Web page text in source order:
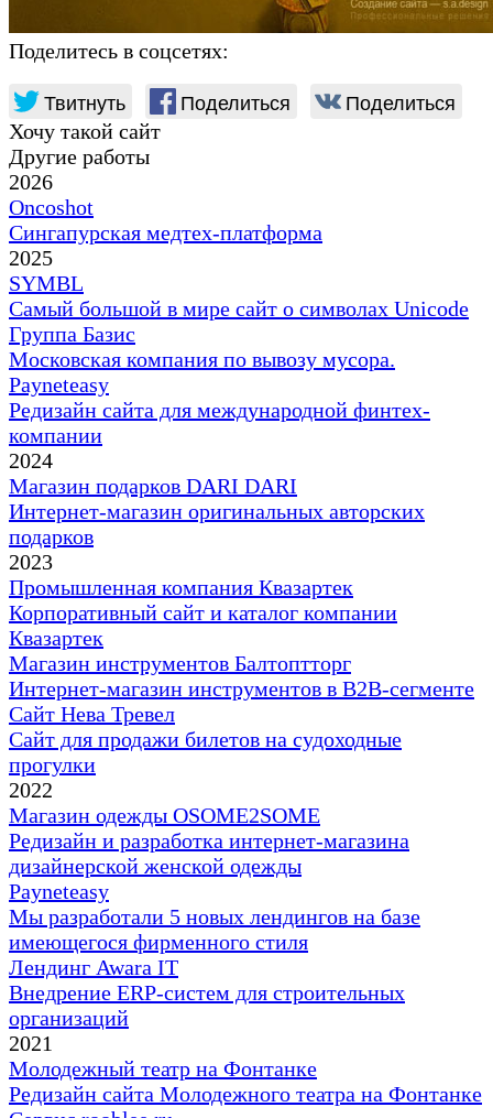
Поделитесь в соцсетях:
Твитнуть Поделиться Поделиться
Хочу такой сайт
Другие работы
2026
Oncoshot
Сингапурская медтех-платформа
2025
SYMBL
Самый большой в мире сайт о символах Unicode
Группа Базис
Московская компания по вывозу мусора.
Payneteasy
Редизайн сайта для международной финтех-
компании
2024
Магазин подарков DARI DARI
Интернет-магазин оригинальных авторских
подарков
2023
Промышленная компания Квазартек
Корпоративный сайт и каталог компании
Квазартек
Магазин инструментов Балтоптторг
Интернет-магазин инструментов в B2B-сегменте
Сайт Нева Тревел
Cайт для продажи билетов на судоходные
прогулки
2022
Магазин одежды OSOME2SOME
Редизайн и разработка интернет-магазина
дизайнерской женской одежды
Payneteasy
Мы разработали 5 новых лендингов на базе
имеющегося фирменного стиля
Лендинг Awara IT
Внедрение ERP-систем для строительных
организаций
2021
Молодежный театр на Фонтанке
Редизайн сайта Молодежного театра на Фонтанке